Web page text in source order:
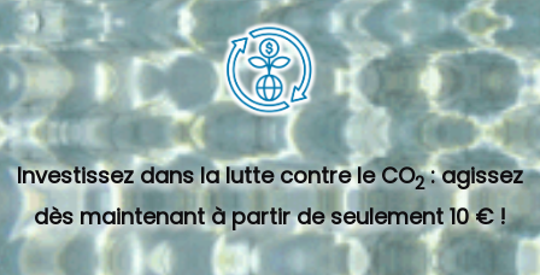
Investissez dans la lutte contre le CO2 : agissez
dès maintenant à partir de seulement 10 € !